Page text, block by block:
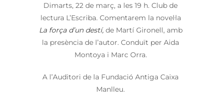
Dimarts, 22 de març, a les 19 h. Club de
lectura L’Escriba. Comentarem la novel·la
La força d’un destí, de Martí Gironell, amb
la presència de l’autor. Conduït per Aida
Montoya i Marc Orra.
A l’Auditori de la Fundació Antiga Caixa
Manlleu.